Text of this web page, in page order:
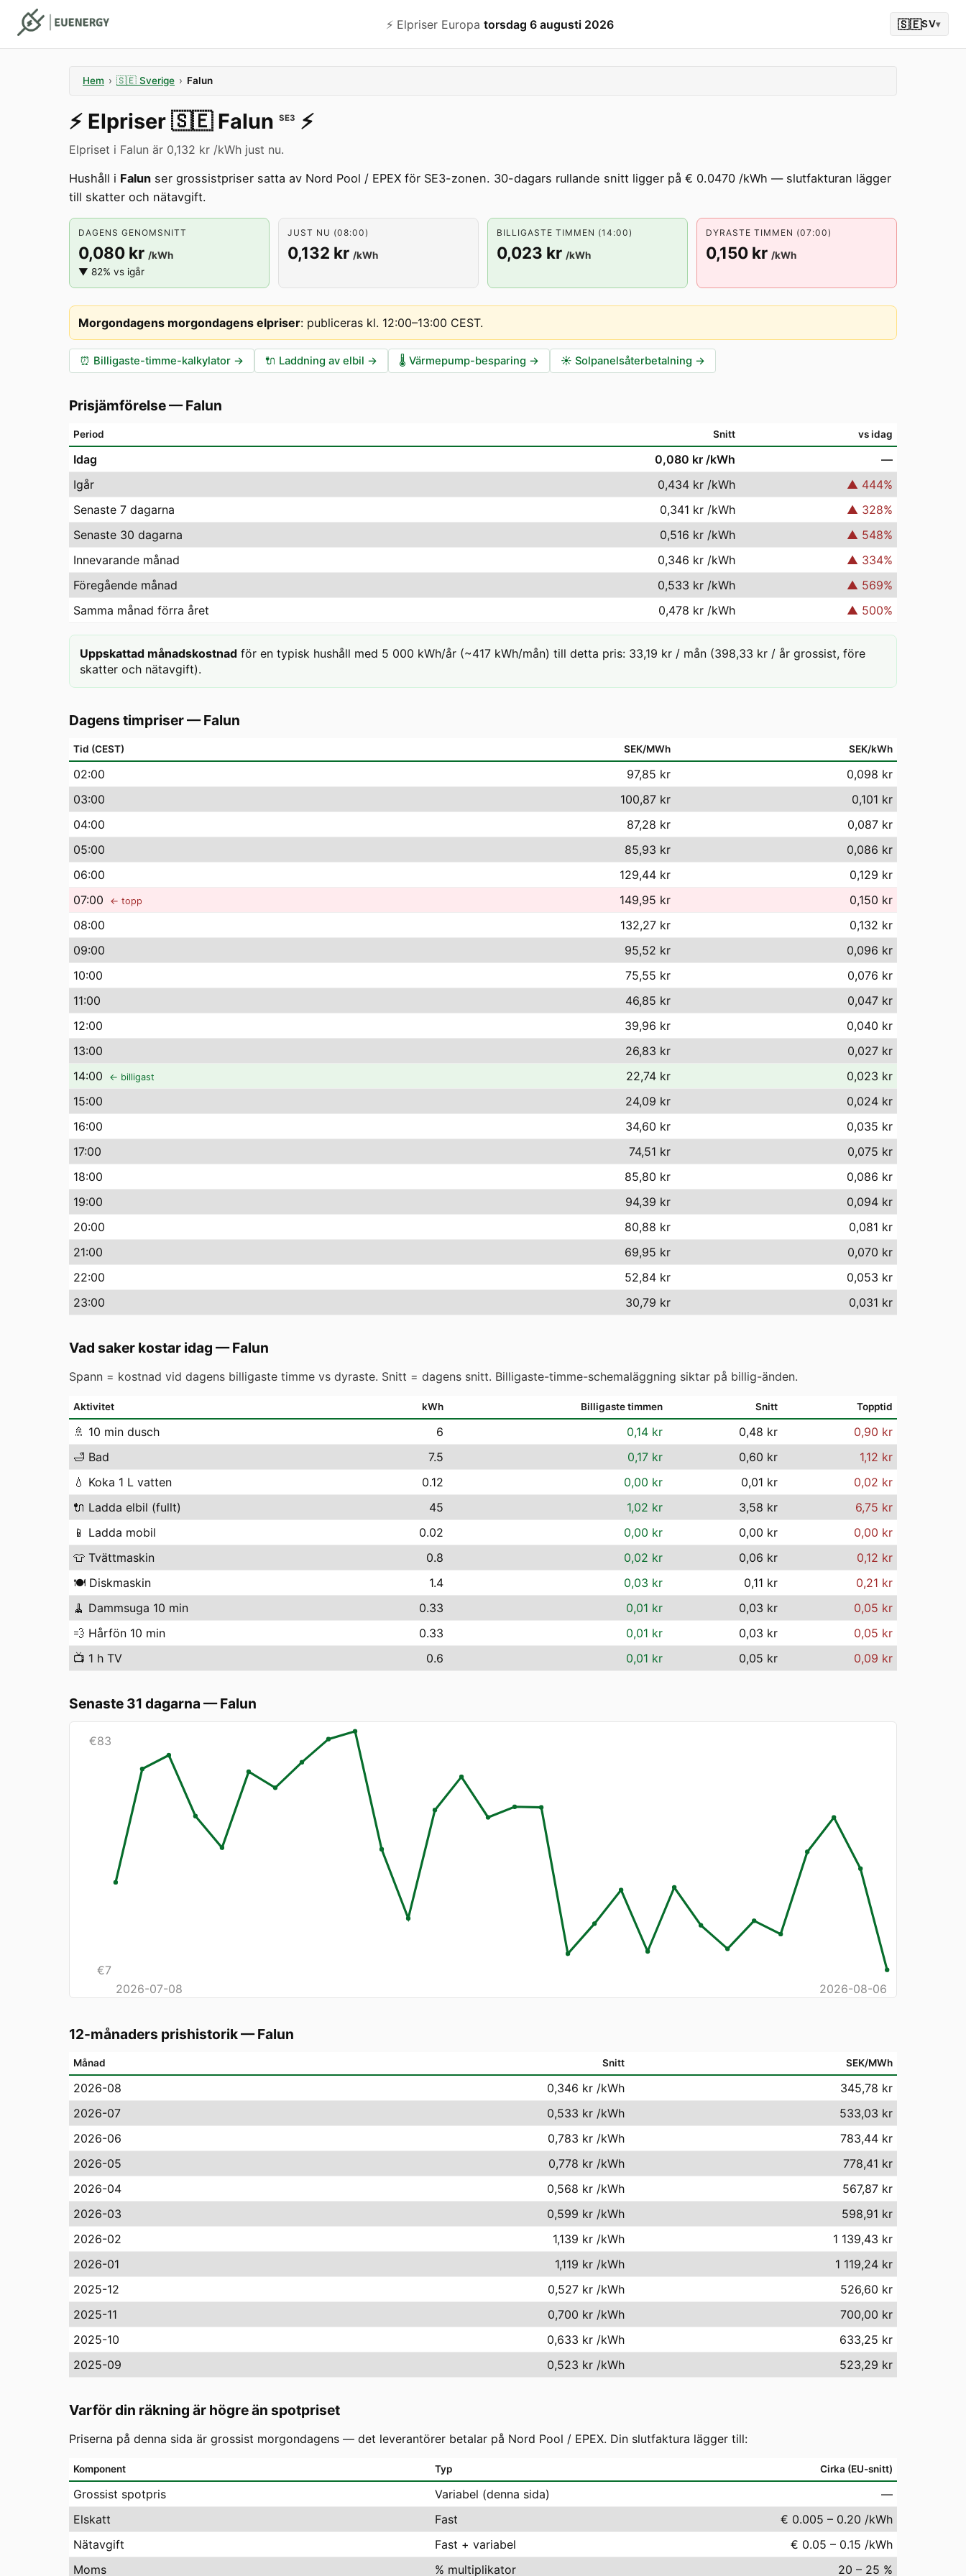
⚡️ Elpriser Europa torsdag 6 augusti 2026 🇸🇪SV▾
Hem › 🇸🇪 Sverige › Falun
⚡️ Elpriser 🇸🇪 Falun SE3 ⚡️
Elpriset i Falun är 0,132 kr /kWh just nu.
Hushåll i Falun ser grossistpriser satta av Nord Pool / EPEX för SE3-zonen. 30-dagars rullande snitt ligger på € 0.0470 /kWh — slutfakturan lägger
till skatter och nätavgift.
DAGENS GENOMSNITT
0,080 kr /kWh
▼ 82% vs igår
JUST NU (08:00)
0,132 kr /kWh
BILLIGASTE TIMMEN (14:00)
0,023 kr /kWh
DYRASTE TIMMEN (07:00)
0,150 kr /kWh
Morgondagens morgondagens elpriser: publiceras kl. 12:00–13:00 CEST.
⏰ Billigaste-timme-kalkylator → 🔌 Laddning av elbil → 🌡️ Värmepump-besparing → ☀️ Solpanelsåterbetalning →
Prisjämförelse—Falun
Period Snitt vs idag
Idag 0,080 kr /kWh
—
Igår
0,434 kr /kWh ▲ 444%
Senaste 7 dagarna
0,341 kr /kWh ▲ 328%
Senaste 30 dagarna
0,516 kr /kWh ▲ 548%
Innevarande månad
0,346 kr /kWh ▲ 334%
Föregående månad
0,533 kr /kWh ▲ 569%
Samma månad förra året
0,478 kr /kWh ▲ 500%
Uppskattad månadskostnad för en typisk hushåll med 5 000 kWh/år (~417 kWh/mån) till detta pris: 33,19 kr / mån (398,33 kr / år grossist, före
skatter och nätavgift).
Dagens timpriser—Falun
Tid (CEST) SEK/MWh SEK/kWh
02:00 97,85 kr
0,098 kr
03:00 100,87 kr
0,101 kr
04:00 87,28 kr
0,087 kr
05:00 85,93 kr
0,086 kr
06:00 129,44 kr
0,129 kr
07:00 ← topp 149,95 kr
0,150 kr
08:00 132,27 kr
0,132 kr
09:00 95,52 kr
0,096 kr
10:00 75,55 kr
0,076 kr
11:00 46,85 kr
0,047 kr
12:00 39,96 kr
0,040 kr
13:00 26,83 kr
0,027 kr
14:00 ← billigast 22,74 kr
0,023 kr
15:00 24,09 kr
0,024 kr
16:00 34,60 kr
0,035 kr
17:00 74,51 kr
0,075 kr
18:00 85,80 kr
0,086 kr
19:00 94,39 kr
0,094 kr
20:00 80,88 kr
0,081 kr
21:00 69,95 kr
0,070 kr
22:00 52,84 kr
0,053 kr
23:00 30,79 kr 0,031 kr
Vad saker kostar idag —Falun
Spann = kostnad vid dagens billigaste timme vs dyraste. Snitt = dagens snitt. Billigaste-timme-schemaläggning siktar på billig-änden.
Aktivitet kWh Billigaste timmen Snitt Topptid
🚿 10 min dusch 6 0,14 kr 0,48 kr
0,90 kr
🛁 Bad 7.5 0,17 kr 0,60 kr
1,12 kr
💧 Koka 1 L vatten 0.12 0,00 kr 0,01 kr
0,02 kr
🔌 Ladda elbil (fullt) 45 1,02 kr 3,58 kr
6,75 kr
📱 Ladda mobil 0.02 0,00 kr 0,00 kr
0,00 kr
👕 Tvättmaskin 0.8 0,02 kr 0,06 kr
0,12 kr
🍽️ Diskmaskin 1.4 0,03 kr 0,11 kr
0,21 kr
🧹 Dammsuga 10 min 0.33 0,01 kr 0,03 kr
0,05 kr
💨 Hårfön 10 min 0.33 0,01 kr 0,03 kr
0,05 kr
📺 1 h TV 0.6 0,01 kr 0,05 kr 0,09 kr
Senaste 31 dagarna —Falun
€83
€7
2026-07-08
2026-08-06
12-månaders prishistorik—Falun
Månad Snitt SEK/MWh
2026-08 0,346 kr /kWh
345,78 kr
2026-07
0,533 kr /kWh
533,03 kr
2026-06
0,783 kr /kWh
783,44 kr
2026-05
0,778 kr /kWh
778,41 kr
2026-04
0,568 kr /kWh
567,87 kr
2026-03
0,599 kr /kWh
598,91 kr
2026-02
1,139 kr /kWh
1 139,43 kr
2026-01
1,119 kr /kWh
1 119,24 kr
2025-12
0,527 kr /kWh
526,60 kr
2025-11
0,700 kr /kWh
700,00 kr
2025-10
0,633 kr /kWh
633,25 kr
2025-09
0,523 kr /kWh 523,29 kr
Varför din räkning är högre än spotpriset
Priserna på denna sida är grossist morgondagens — det leverantörer betalar på Nord Pool / EPEX. Din slutfaktura lägger till:
Komponent Typ Cirka (EU-snitt)
Grossist spotpris Variabel (denna sida)
—
Elskatt
Fast
€ 0.005 – 0.20 /kWh
Nätavgift
Fast + variabel
€ 0.05 – 0.15 /kWh
Moms
% multiplikator 20 – 25 %